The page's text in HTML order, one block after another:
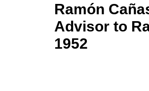
Ramón
Advisor to
1952